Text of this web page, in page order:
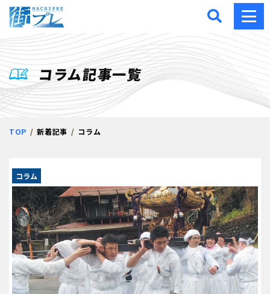
街プレ -東京・西多摩の
コラム記事一覧
TOP 新着記事 コラム
コラム